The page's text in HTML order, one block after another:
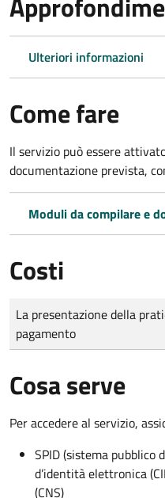
Ulteriori informazioni
Come fare
Il servizio può essere
documentazione prevista,
Moduli da compilare e
Costi
Tipo di pagamento
Importo
La presentazione della
pagamento
Cosa serve
Per accedere al servizio,
SPID (sistema
d’identità elettronica
(CNS)